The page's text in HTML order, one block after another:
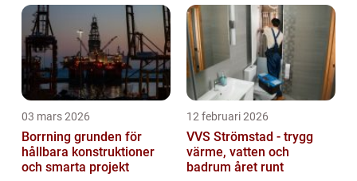
03 mars 2026
Borrning grunden för
hållbara konstruktioner
och smarta projekt
12 februari 2026
VVS Strömstad - trygg
värme, vatten och
badrum året runt